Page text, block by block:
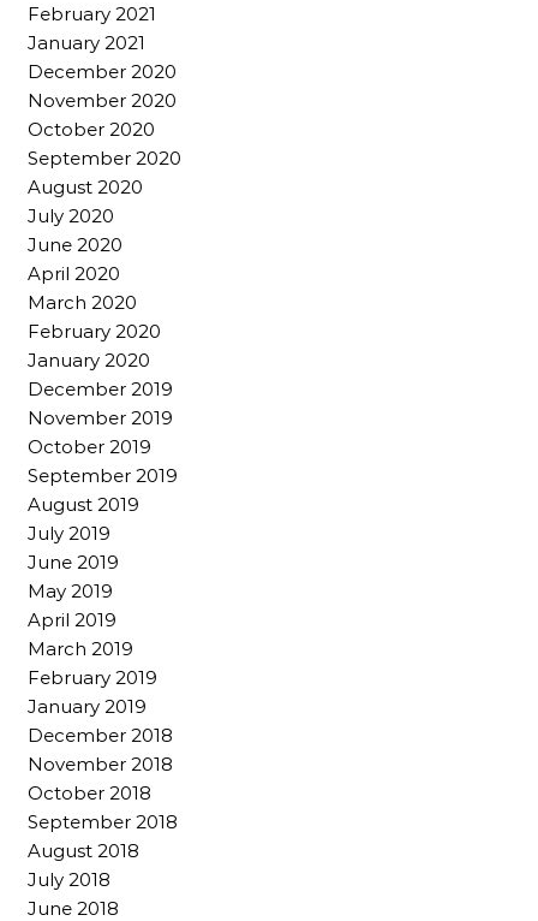
February 2021
January 2021
December 2020
November 2020
October 2020
September 2020
August 2020
July 2020
June 2020
April 2020
March 2020
February 2020
January 2020
December 2019
November 2019
October 2019
September 2019
August 2019
July 2019
June 2019
May 2019
April 2019
March 2019
February 2019
January 2019
December 2018
November 2018
October 2018
September 2018
August 2018
July 2018
June 2018